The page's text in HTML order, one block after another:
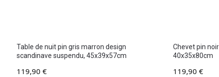
Table de nuit pin gris marron design
scandinave suspendu, 45x39x57cm
119,90 €
Chevet pin
40x35x80cm
119,90 €